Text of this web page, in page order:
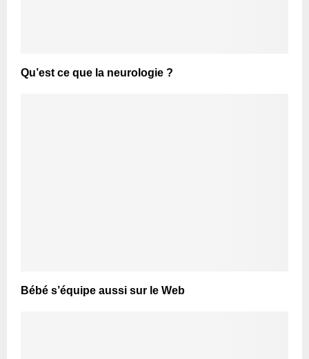
Qu’est ce que la neurologie ?
Bébé s’équipe aussi sur le Web